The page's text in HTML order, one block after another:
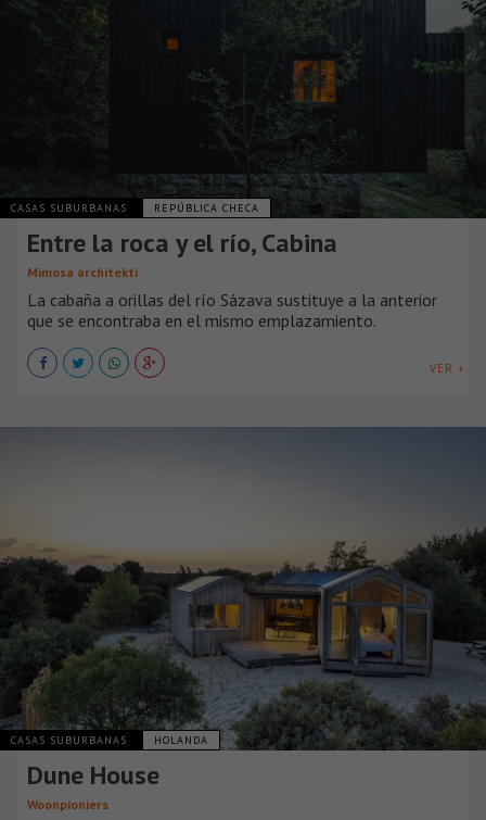
CASAS SUBURBANAS REPÚBLICA CHECA
Entre la roca y el río, Cabina
Mimosa architekti
La cabaña a orillas del río Sázava sustituye a la anterior
que se encontraba en el mismo emplazamiento.
VER +
CASAS SUBURBANAS HOLANDA
Dune House
Woonpioniers